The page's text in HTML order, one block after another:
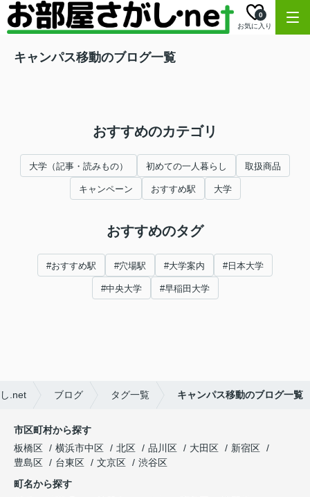
お気に入り
0
キャンパス移動のブログ一覧
おすすめのカテゴリ
大学（記事・読みもの） 初めての一人暮らし 取扱商品
キャンペーン おすすめ駅 大学
おすすめのタグ
#おすすめ駅 #穴場駅 #大学案内 #日本大学
#中央大学 #早稲田大学
.net ブログ タグ一覧 キャンパス移動のブログ一覧
市区町村から探す
板橋区
横浜市中区 北区 品川区 大田区
新宿区
豊島区
台東区 文京区
渋谷区
町名から探す